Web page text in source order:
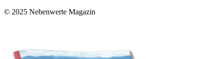
© 2025 Nebenwerte Magazin